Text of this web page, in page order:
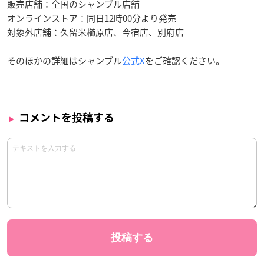
販売店舗：全国のシャンブル店舗
オンラインストア：同日12時00分より発売
対象外店舗：久留米櫛原店、今宿店、別府店
そのほかの詳細はシャンブル公式Xをご確認ください。
コメントを投稿する